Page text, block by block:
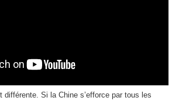
différente. Si la Chine s’efforce par tous les